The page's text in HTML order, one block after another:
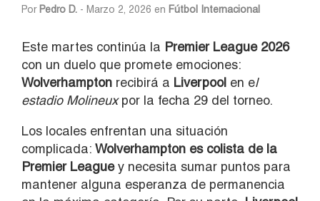
Por Pedro D. - Marzo 2, 2026 en Fútbol Internacional
Este martes continúa la Premier League 2026
con un duelo que promete emociones:
Wolverhampton recibirá a Liverpool en el
estadio Molineuxpor la fecha 29 del torneo.
Los locales enfrentan una situación
complicada: Wolverhampton es colista de la
Premier Leaguey necesita sumar puntos para
mantener alguna esperanza de permanencia